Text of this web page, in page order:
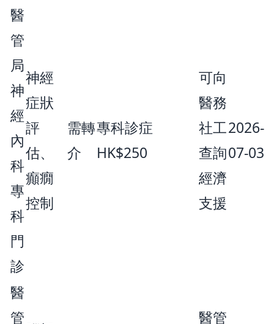
醫
管
局
神
經
內
科
專
科
門
診
神經
症狀
評
估、
癲癇
控制
需轉
介
專科診症
HK$250
可向
醫務
社工
查詢
經濟
支援
2026-
07-03
醫
管
醫管